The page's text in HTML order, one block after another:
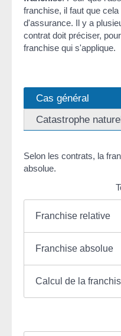
franchise, il faut que
d'assurance. Il y a
contrat doit préciser,
franchise qui s'applique.
Cas général
Catastrophe
Selon les contrats, la
absolue.
Franchise relative
Franchise absolue
Calcul de la